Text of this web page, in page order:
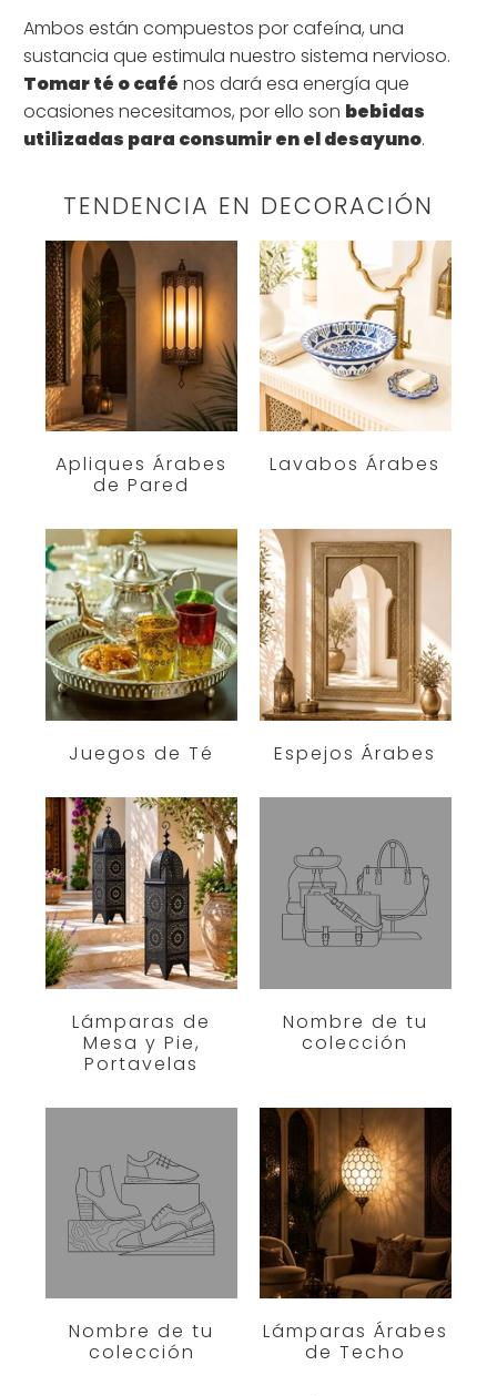
Ambos están compuestos por cafeína, una
sustancia que estimula nuestro sistema nervioso.
Tomar té o café nos dará esa energía que
ocasiones necesitamos, por ello son bebidas
utilizadas para consumir en el desayuno.
TENDENCIA EN DECORACIÓN
Apliques Árabes
de Pared
Lavabos Árabes
Juegos de Té Espejos Árabes
Lámparas de
Mesa y Pie,
Portavelas
Nombre de tu
colección
Nombre de tu
colección
Lámparas Árabes
de Techo